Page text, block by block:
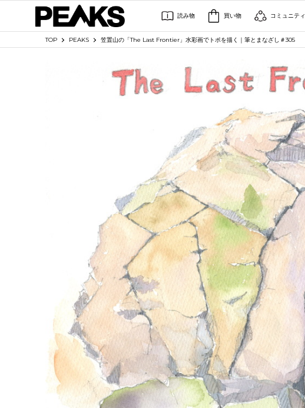
読み物 買い物 コミュニティ
TOP PEAKS 笠置山の「The Last Frontier」水彩画でトポを描く｜筆とまなざし＃305